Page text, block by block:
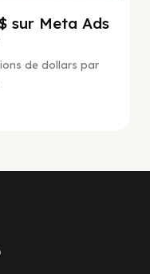
sur Meta Ads
de dollars par